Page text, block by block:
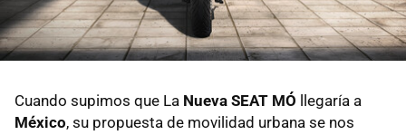
Cuando supimos que La Nueva SEAT MÓ llegaría a
México, su propuesta de movilidad urbana se nos